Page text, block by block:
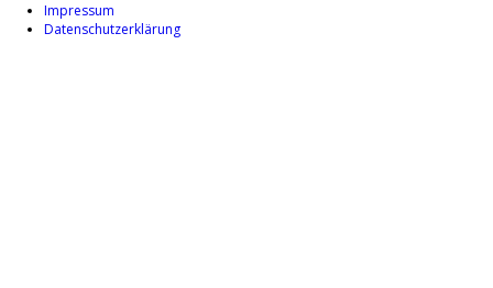
Impressum
Datenschutzerklärung